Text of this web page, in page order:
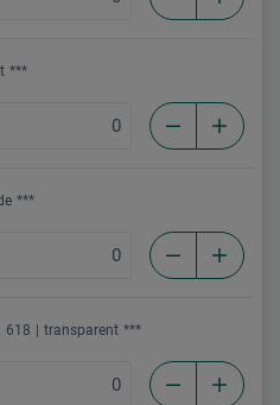
***
***
618 transparent ***